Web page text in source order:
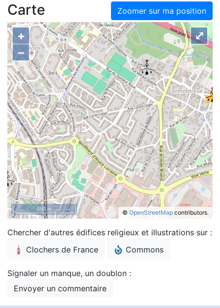
Zoomer sur ma position
Carte
+
–
© OpenStreetMap contributors.
⤢
500 m
Chercher d'autres édifices religieux et illustrations sur :
Clochers de France
Commons
Signaler un manque, un doublon :
Envoyer un commentaire